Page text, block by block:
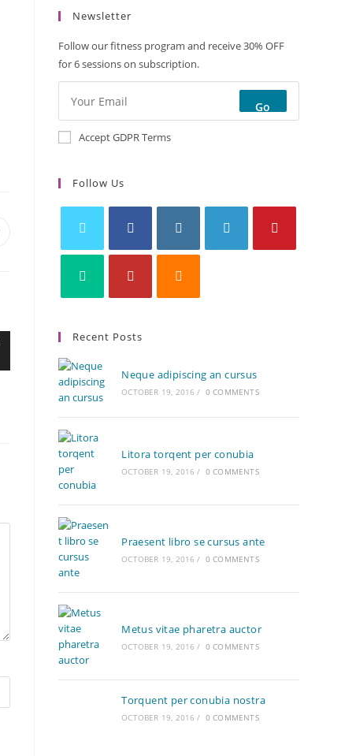
Newsletter
Follow our fitness program and receive 30% OFF
for 6 sessions on subscription.
Go
Accept GDPR Terms
Follow Us
Recent Posts
Neque adipiscing an cursus
OCTOBER 19, 2016 / 0 COMMENTS
Litora torqent per conubia
OCTOBER 19, 2016 / 0 COMMENTS
Praesent libro se cursus ante
OCTOBER 19, 2016 / 0 COMMENTS
Metus vitae pharetra auctor
OCTOBER 19, 2016 / 0 COMMENTS
Torquent per conubia nostra
OCTOBER 19, 2016 / 0 COMMENTS